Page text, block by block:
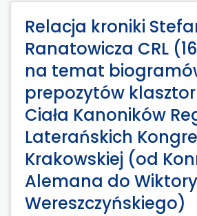
Relacja kroniki
Ranatowicza CRL
na temat
prepozytów
Ciała Kanoników
Laterańskich
Krakowskiej (od
Alemana do
Wereszczyńskiego)